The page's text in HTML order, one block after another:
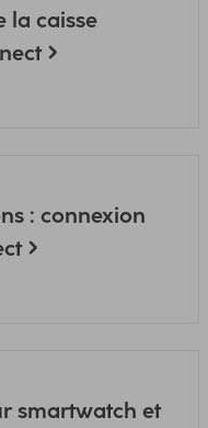
la caisse
: connexion
smartwatch et